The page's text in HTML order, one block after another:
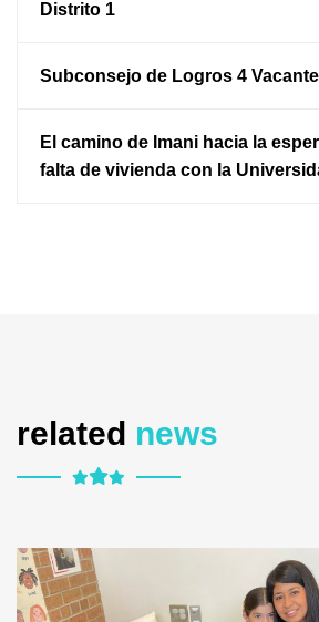
Distrito 1
Subconsejo de Logros 4 Vacante
El camino de Imani hacia la
falta de vivienda con la
related news